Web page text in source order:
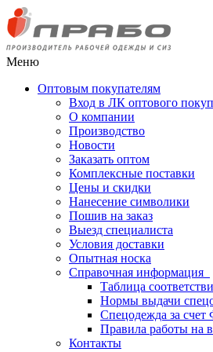
Меню
Оптовым покупателям
Вход в ЛК оптового
О компании
Производство
Новости
Заказать оптом
Комплексные поставки
Цены и скидки
Нанесение символики
Пошив на заказ
Выезд специалиста
Условия доставки
Опытная носка
Справочная информация
Таблица
Нормы выдачи
Спецодежда за
Правила работы на
Контакты